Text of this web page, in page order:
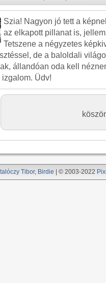
Szia! Nagyon jó tett a
az elkapott pillanat is,
Tetszene a négyzetes
de a baloldali
állandóan oda kell
izgalom. Üdv!
Tibor, Birdie | © 2003-2022